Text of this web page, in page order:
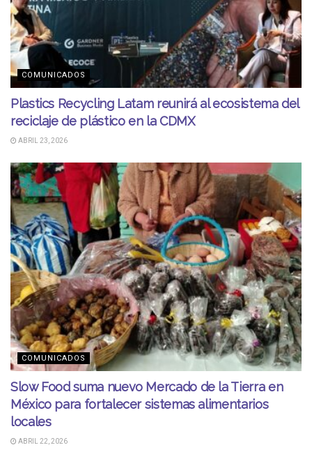
COMUNICADOS
Plastics Recycling Latam reunirá al ecosistema del
reciclaje de plástico en la CDMX
ABRIL 23, 2026
COMUNICADOS
Slow Food suma nuevo Mercado de la Tierra en
México para fortalecer sistemas alimentarios
locales
ABRIL 22, 2026